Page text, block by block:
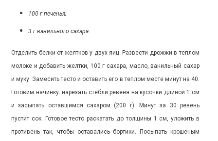
100 г печенья;
3 г ванильного сахара.
Отделить белки от желтков у двух яиц. Развести дрожжи в теплом
молоке и добавить желтки, 100 г сахара, масло, ванильный сахар
и муку. Замесить тесто и оставить его в теплом месте минут на 40.
Готовим начинку: нарезать стебли ревеня на кусочки длиной 1 см
и засыпать оставшимся сахаром (200 г). Минут за 30 ревень
пустит сок. Готовое тесто раскатать до толщины 1 см, уложить в
противень так, чтобы оставались бортики. Посыпать крошеным